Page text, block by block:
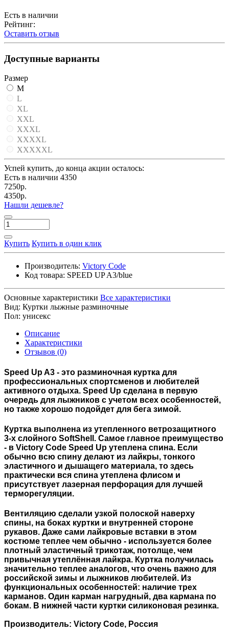
Есть в наличии
Рейтинг:
Оставить отзыв
Доступные варианты
Размер
M
L
XL
XXL
XXXL
XXXXL
XXXXXL
Успей купить, до конца акции осталось:
Есть в наличии 4350
7250р.
4350р.
Нашли дешевле?
Купить Купить в один клик
Производитель: Victory Code
Код товара: SPEED UP A3/blue
Основные характеристики Все характеристики
Вид: Куртки лыжные разминочные
Пол: унисекс
Описание
Характеристики
Отзывов (0)
Speed Up A3 - это разминочная куртка для
профессиональных спортсменов и любителей
активного отдыха. Speed Up сделана в первую
очередь для лыжников с учетом всех особенностей,
но также хорошо подойдет для бега зимой.
Куртка выполнена из утепленного ветрозащитного
3-х слойного SoftShell. Самое главное преимущество
- в Victory Code Speed Up утеплена спина. Если
обычно всю спину делают из лайкры, тонкого
эластичного и дышащего материала, то здесь
практически вся спина утеплена флисом и
присутствует лазерная перфорация для лучшей
терморегуляции.
Вентиляцию сделали узкой полоской наверху
спины, на боках куртки и внутренней стороне
рукавов. Даже сами лайкровые вставки в этом
костюме теплее чем обычно - используется более
плотный эластичный трикотаж, потолще, чем
привычная утеплённая лайкра. Куртка получилась
значительно теплее аналогов, что очень важно для
российской зимы и лыжников любителей. Из
функциональных особенностей: наличие трех
карманов. Один карман нагрудный, два кармана по
бокам. В нижней части куртки силиконовая резинка.
Производитель: Victory Code, Россия